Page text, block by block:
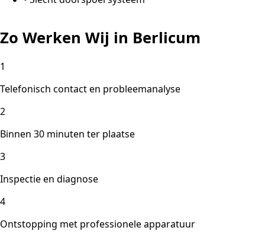
Zo Werken Wij in Berlicum
1
Telefonisch contact en probleemanalyse
2
Binnen 30 minuten ter plaatse
3
Inspectie en diagnose
4
Ontstopping met professionele apparatuur